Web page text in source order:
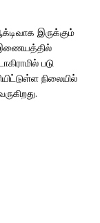
இருக்கும்
இணையத்தில்
படு
நிலையில்